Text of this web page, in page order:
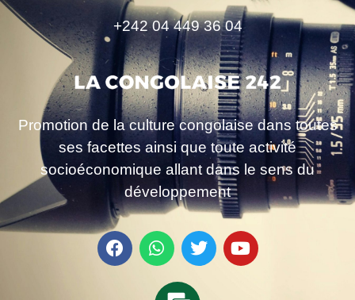
+242 04 449 36 04
Promotion de la culture congolaise dans toutes
ses facettes ainsi que toute activité
socioéconomique allant dans le sens du
développement